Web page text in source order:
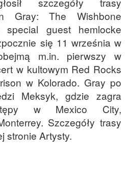
Gray: The Wishbone
guest hemlocke
się 11 września w
m.in. pierwszy w
w kultowym Red Rocks
w Kolorado. Gray po
Meksyk, gdzie zagra
w Mexico City,
Szczegóły trasy
stronie Artysty.